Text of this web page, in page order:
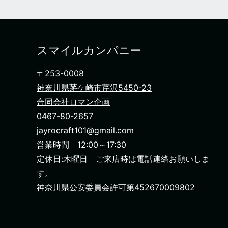
スマイルカンパニー
〒253-0008
神奈川県茅ケ崎市芹沢5450-23
合同会社ロマン企画
0467-80-2657
jayrocraft101@gmail.com
営業時間 12:00～17:30
定休日:木曜日 ご来店時は電話連絡お願いしま
す。
神奈川県公安委員会許可第452670009802